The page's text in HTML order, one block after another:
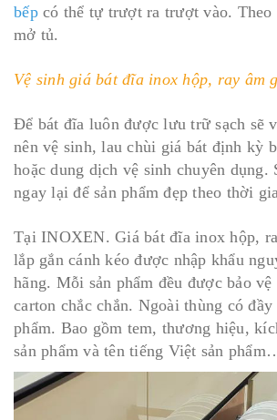
bếpcó thể tự trượt ra trượt vào. Theo
mở tủ.
Vệ sinh giá bát đĩa inox hộp, ray âm
Để bát đĩa luôn được lưu trữ sạch sẽ
nên vệ sinh, lau chùi giá bát định kỳ
hoặc dung dịch vệ sinh chuyên dụng.
ngay lại để sản phẩm đẹp theo thời
Tại INOXEN. Giá bát đĩa inox hộp,
lắp gắn cánh kéo được nhập khẩu
hãng. Mỗi sản phẩm đều được bảo vệ
carton chắc chắn. Ngoài thùng có
phẩm. Bao gồm tem, thương hiệu,
sản phẩm và tên tiếng Việt sản